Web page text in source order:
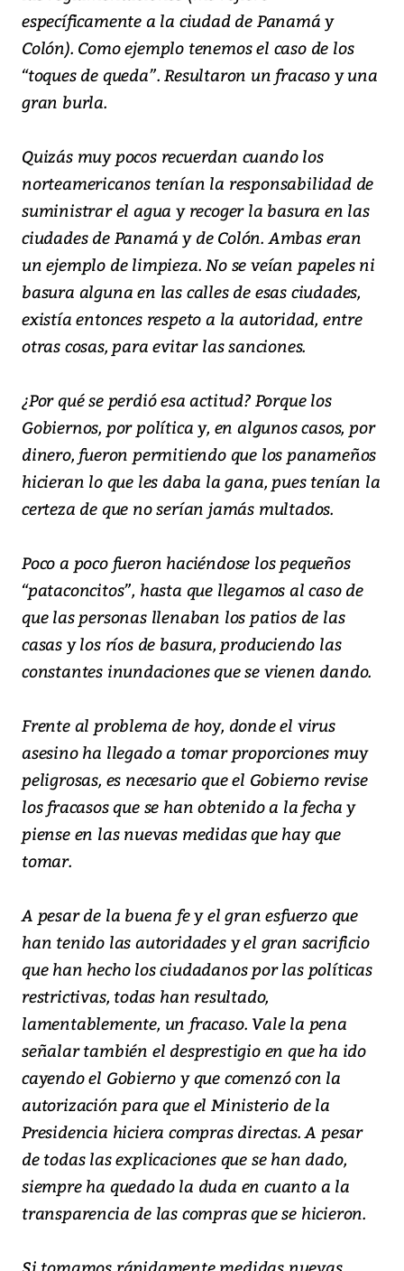
específicamente a la ciudad de Panamá y
Colón). Como ejemplo tenemos el caso de los
“toques de queda”. Resultaron un fracaso y una
gran burla.
Quizás muy pocos recuerdan cuando los
norteamericanos tenían la responsabilidad de
suministrar el agua y recoger la basura en las
ciudades de Panamá y de Colón. Ambas eran
un ejemplo de limpieza. No se veían papeles ni
basura alguna en las calles de esas ciudades,
existía entonces respeto a la autoridad, entre
otras cosas, para evitar las sanciones.
¿Por qué se perdió esa actitud? Porque los
Gobiernos, por política y, en algunos casos, por
dinero, fueron permitiendo que los panameños
hicieran lo que les daba la gana, pues tenían la
certeza de que no serían jamás multados.
Poco a poco fueron haciéndose los pequeños
“pataconcitos”, hasta que llegamos al caso de
que las personas llenaban los patios de las
casas y los ríos de basura, produciendo las
constantes inundaciones que se vienen dando.
Frente al problema de hoy, donde el virus
asesino ha llegado a tomar proporciones muy
peligrosas, es necesario que el Gobierno revise
los fracasos que se han obtenido a la fecha y
piense en las nuevas medidas que hay que
tomar.
A pesar de la buena fe y el gran esfuerzo que
han tenido las autoridades y el gran sacrificio
que han hecho los ciudadanos por las políticas
restrictivas, todas han resultado,
lamentablemente, un fracaso. Vale la pena
señalar también el desprestigio en que ha ido
cayendo el Gobierno y que comenzó con la
autorización para que el Ministerio de la
Presidencia hiciera compras directas. A pesar
de todas las explicaciones que se han dado,
siempre ha quedado la duda en cuanto a la
transparencia de las compras que se hicieron.